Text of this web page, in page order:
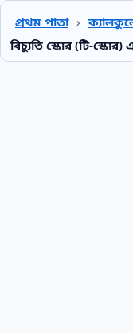
প্রথম পাতা ›
বিচ্যুতি স্কোর (টি-